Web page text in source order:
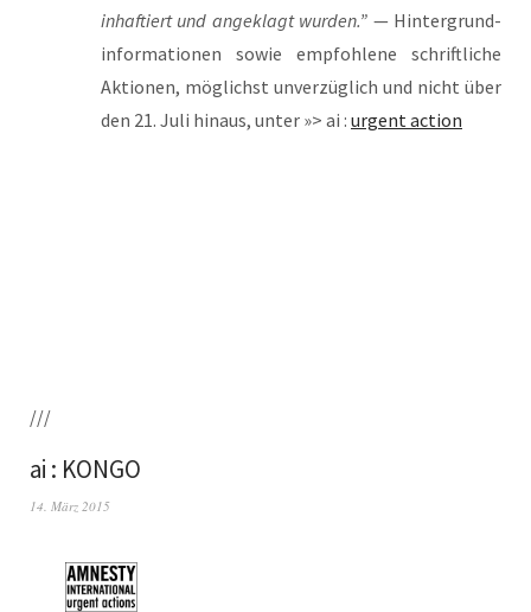
inhaf­tiert und ange­klagt wur­den.” — Hin­ter­grund­
in­for­ma­tio­nen sowie emp­foh­le­ne schrift­li­che
Aktio­nen, mög­lichst unver­züg­lich und nicht über
den 21. Juli hin­aus, unter »> ai : urgent action
///
ai : KONGO
14. März 2015